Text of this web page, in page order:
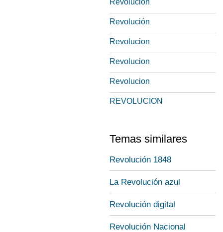
Revolucion
Revolución
Revolucion
Revolucion
Revolucion
REVOLUCION
Temas similares
Revolución 1848
La Revolución azul
Revolución digital
Revolución Nacional